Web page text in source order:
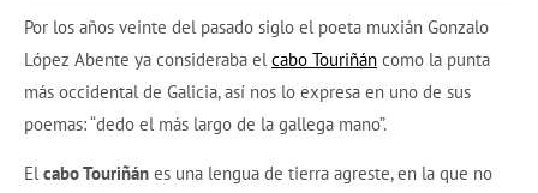
Por los años veinte del pasado siglo el poeta muxián Gonzalo
López Abente ya consideraba el cabo Touriñán como la punta
más occidental de Galicia, así nos lo expresa en uno de sus
poemas: “dedo el más largo de la gallega mano”.
Elcabo Touriñán es una lengua de tierra agreste, en la que no